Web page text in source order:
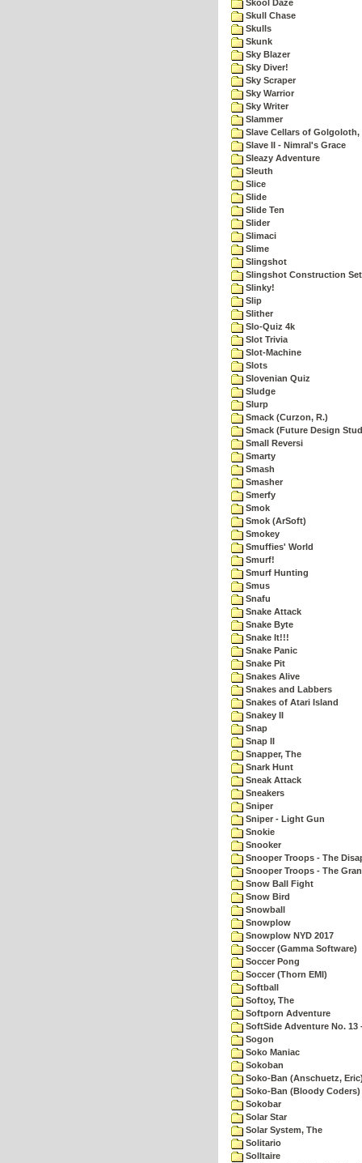
Skool Daze
Skull Chase
Skulls
Skunk
Sky Blazer
Sky Diver!
Sky Scraper
Sky Warrior
Sky Writer
Slammer
Slave Cellars of Golgoloth,
Slave II - Nimral's Grace
Sleazy Adventure
Sleuth
Slice
Slide
Slide Ten
Slider
Slimaci
Slime
Slingshot
Slingshot Construction Set
Slinky!
Slip
Slither
Slo-Quiz 4k
Slot Trivia
Slot-Machine
Slots
Slovenian Quiz
Sludge
Slurp
Smack (Curzon, R.)
Smack (Future Design
Small Reversi
Smarty
Smash
Smasher
Smerfy
Smok
Smok (ArSoft)
Smokey
Smuffies' World
Smurf!
Smurf Hunting
Smus
Snafu
Snake Attack
Snake Byte
Snake It!!!
Snake Panic
Snake Pit
Snakes Alive
Snakes and Labbers
Snakes of Atari Island
Snakey II
Snap
Snap II
Snapper, The
Snark Hunt
Sneak Attack
Sneakers
Sniper
Sniper - Light Gun
Snokie
Snooker
Snooper Troops - The
Snooper Troops - The
Snow Ball Fight
Snow Bird
Snowball
Snowplow
Snowplow NYD 2017
Soccer (Gamma Software)
Soccer Pong
Soccer (Thorn EMI)
Softball
Softoy, The
Softporn Adventure
SoftSide Adventure No. 13
Sogon
Soko Maniac
Sokoban
Soko-Ban (Anschuetz,
Soko-Ban (Bloody Coders)
Sokobar
Solar Star
Solar System, The
Solitario
Solltaire